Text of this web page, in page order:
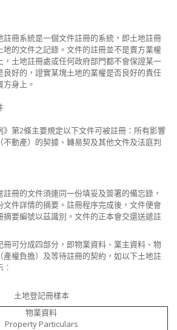
註冊系統是一個文件註冊的系統，即土地註冊
地的文件之記錄。文件的註冊並不是賣方業權
，土地註冊處或任何政府部門都不會保證某一
良好的，證實某塊土地的業權是否良好的責任
身上。
》第2條主要規定以下文件可被註冊：所有影響
不動產）的契據、轉易契及其他文件及法庭判
冊的文件須連同一份填妥及簽署的備忘錄，
文件詳情的摘要。註冊程序完成後，文件便會
摘要編號以茲識別。文件的正本會交還送遞註
冊可分成四部分，即物業資料、業主資料、物
產權負擔）及等待註冊的契約，如以下土地註
土地登記冊樣本
物業資料
Property Particulars